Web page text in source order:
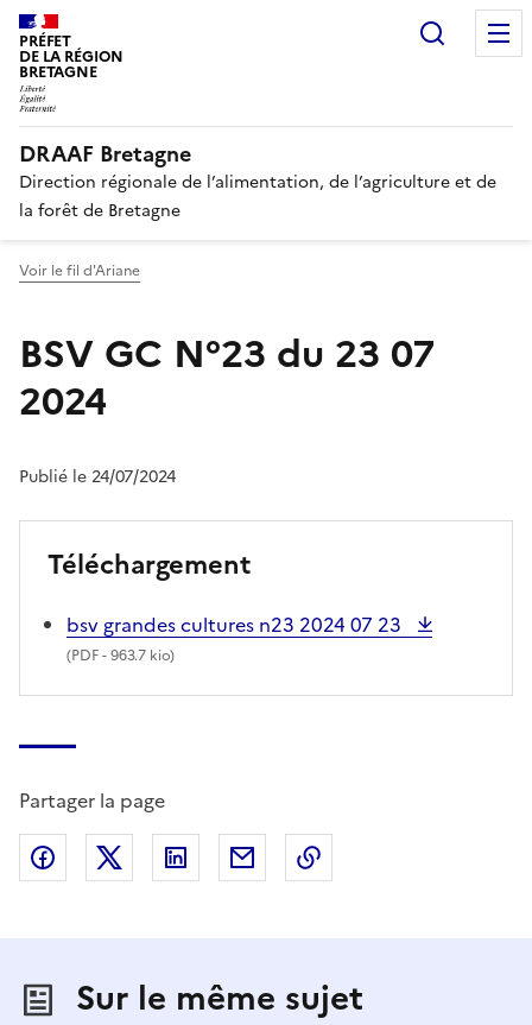
PRÉFET
DE LA RÉGION
BRETAGNE
DRAAF Bretagne
Direction régionale de l’alimentation, de l’agriculture et de
la forêt de Bretagne
Voir le fil d'Ariane
BSV GC N°23 du 23 07
2024
Publié le 24/07/2024
Téléchargement
bsv grandes cultures n23 2024 07 23
(PDF- 963.7 kio)
Partager la page
Partager sur Facebook
Partager sur X (anciennement Twitter)
Partager sur LinkedIn
Partager par email
Sur le même sujet